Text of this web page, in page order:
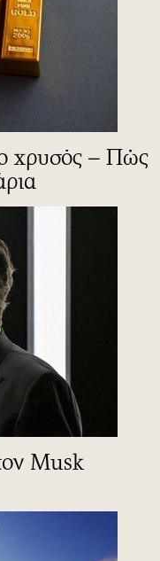
χρυσός – Πώς
Musk